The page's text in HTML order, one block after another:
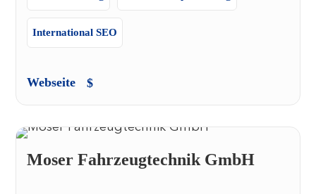
International SEO
Webseite
Moser Fahrzeugtechnik GmbH